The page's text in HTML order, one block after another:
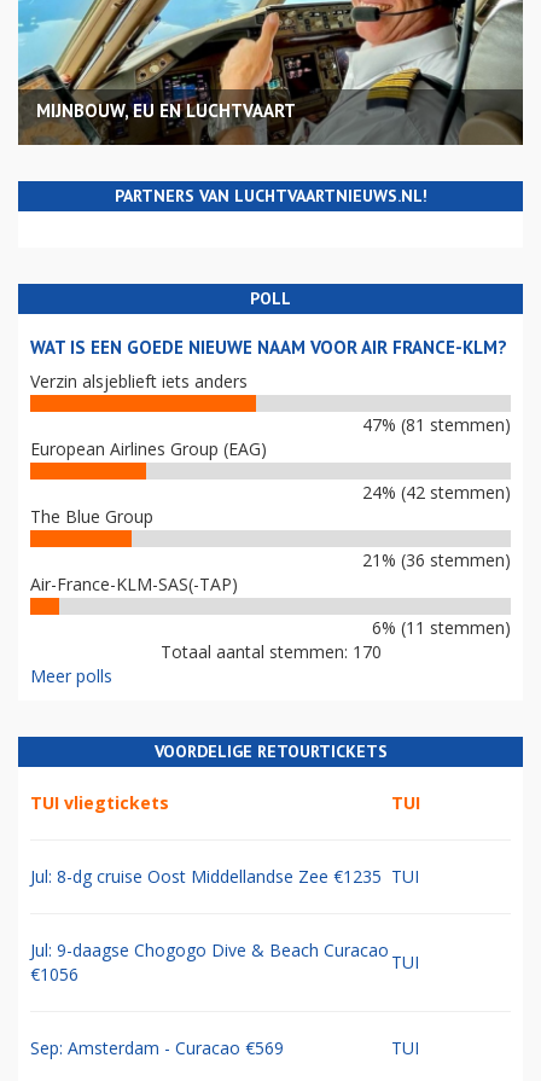
MIJNBOUW, EU EN LUCHTVAART
PARTNERS VAN LUCHTVAARTNIEUWS.NL!
POLL
WAT IS EEN GOEDE NIEUWE NAAM VOOR AIR FRANCE-KLM?
Verzin alsjeblieft iets anders
47% (81 stemmen)
European Airlines Group (EAG)
24% (42 stemmen)
The Blue Group
21% (36 stemmen)
Air-France-KLM-SAS(-TAP)
6% (11 stemmen)
Totaal aantal stemmen: 170
Meer polls
VOORDELIGE RETOURTICKETS
TUI vliegtickets TUI
Jul: 8-dg cruise Oost Middellandse Zee €1235 TUI
Jul: 9-daagse Chogogo Dive & Beach Curacao
€1056
TUI
Sep: Amsterdam - Curacao €569 TUI